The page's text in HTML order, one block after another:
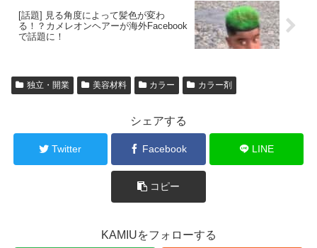
[話題] 見る角度によって髪色が変わ
る！？カメレオンヘアーが海外Facebook
で話題に！
独立・開業 美容材料 カラー カラー剤
シェアする
Twitter Facebook LINE
コピー
KAMIUをフォローする